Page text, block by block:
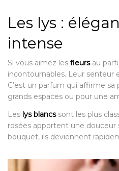
Les lys :
intense
Si vous aimez les fleursau
incontournables. Leur senteur
C’est un parfum qui affirme sa
grands espaces ou pour une
Les lys blancssont les plus
rosées apportent une douceur
bouquet, ils deviennent